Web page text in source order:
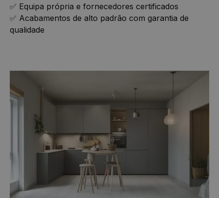
✅ Equipa própria e fornecedores certificados
✅ Acabamentos de alto padrão com garantia de
qualidade